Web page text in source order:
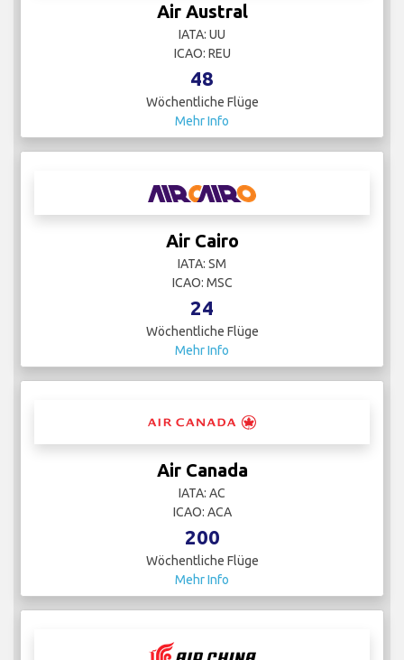
Air Austral
IATA: UU
ICAO: REU
48
Wöchentliche Flüge
Mehr Info
Air Cairo
IATA: SM
ICAO: MSC
24
Wöchentliche Flüge
Mehr Info
Air Canada
IATA: AC
ICAO: ACA
200
Wöchentliche Flüge
Mehr Info